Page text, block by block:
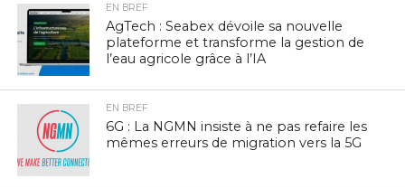
EN BREF
AgTech : Seabex dévoile sa nouvelle
plateforme et transforme la gestion de
l’eau agricole grâce à l’IA
EN BREF
6G : La NGMN insiste à ne pas refaire les
mêmes erreurs de migration vers la 5G